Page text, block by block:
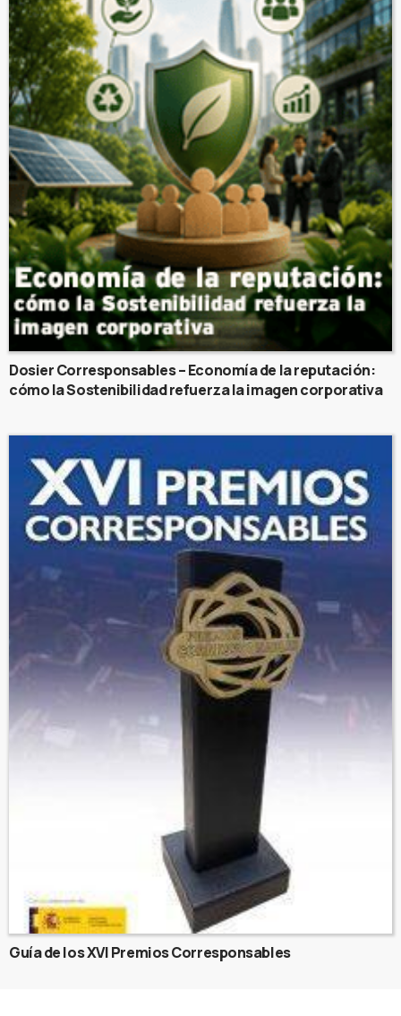
Dosier Corresponsables – Economía de la reputación:
cómo la Sostenibilidad refuerza la imagen corporativa
Guía de los XVI Premios Corresponsables